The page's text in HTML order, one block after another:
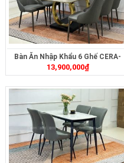
Bàn Ăn Nhập Khẩu 6 Ghế CERA-
2304
13,900,000₫